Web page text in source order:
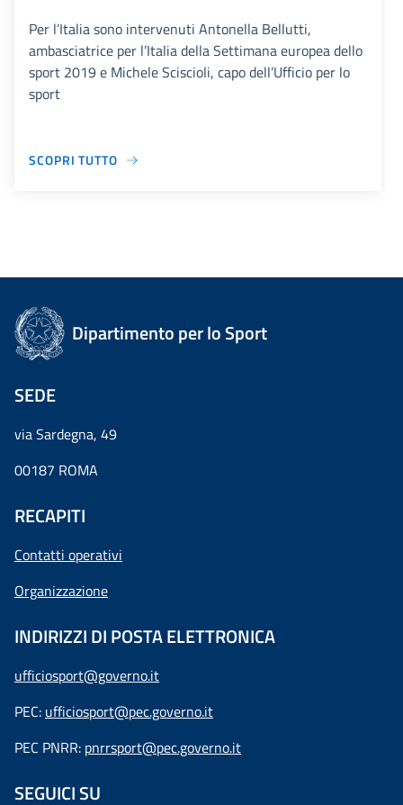
Per l’Italia sono intervenuti Antonella Bellutti,
ambasciatrice per l’Italia della Settimana europea dello
sport 2019 e Michele Sciscioli, capo dell’Ufficio per lo
sport
SCOPRI TUTTO
Dipartimento per lo Sport
SEDE
via Sardegna, 49
00187 ROMA
RECAPITI
Contatti operativi
Organizzazione
INDIRIZZI DI POSTA ELETTRONICA
ufficiosport@governo.it
PEC: ufficiosport@pec.governo.it
PEC PNRR: pnrrsport@pec.governo.it
SEGUICI SU